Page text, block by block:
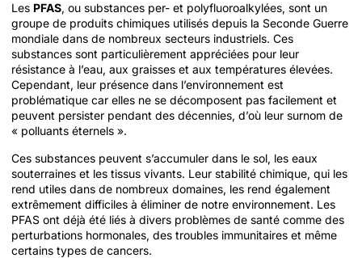
Les PFAS, ou substances per- et polyfluoroalkylées, sont un
groupe de produits chimiques utilisés depuis la Seconde Guerre
mondiale dans de nombreux secteurs industriels. Ces
substances sont particulièrement appréciées pour leur
résistance à l’eau, aux graisses et aux températures élevées.
Cependant, leur présence dans l’environnement est
problématique car elles ne se décomposent pas facilement et
peuvent persister pendant des décennies, d’où leur surnom de
« polluants éternels ».
Ces substances peuvent s’accumuler dans le sol, les eaux
souterraines et les tissus vivants. Leur stabilité chimique, qui les
rend utiles dans de nombreux domaines, les rend également
extrêmement difficiles à éliminer de notre environnement. Les
PFAS ont déjà été liés à divers problèmes de santé comme des
perturbations hormonales, des troubles immunitaires et même
certains types de cancers.